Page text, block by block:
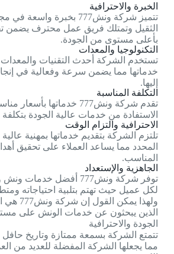
الخبرة والاحترافية
تتميز شركة ونش777 بخبرة
الثقيل وتمتلك فريق عمل محترف يضمن
بأعلى مستوى من الجودة.
التكنولوجيا والمعدات
تستخدم الشركة أحدث التقنيات
خدماتها مما يضمن سرعة وفعالية في
إليها.
التكلفة المناسبة
تقدم شركة ونش777 خدماتها
الاستفادة من خدمات عالية الجودة
الاحترافية والتزام الوقت
تلتزم الشركة بتقديم خدماتها بمهنية عالية
المحدد مما يساعد العملاء على تحقيق
المناسب.
الجاهزية والإستعداد
توفر شركة ونش777 أفضل
لكل عميل حيث تهتم بتلبية احتياجاته
ولهذا
الذين يبحثون عن خدمات الونش على
الجودة والاحترافية
تتمتع الشركة بسمعة ممتازة وتاريخ
مما يجعلها الشركة المفضلة للعديد من